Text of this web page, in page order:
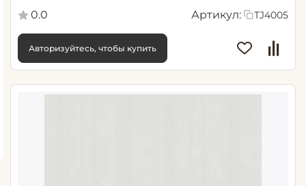
0.0 Артикул: TJ4005
Авторизуйтесь, чтобы купить